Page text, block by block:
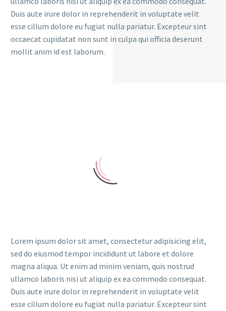
Duis aute irure dolor in reprehenderit in voluptate velit
esse cillum dolore eu fugiat nulla pariatur. Excepteur sint
occaecat cupidatat non sunt in culpa qui officia deserunt
mollit anim id est laborum.
Lorem ipsum dolor sit amet, consectetur adipisicing elit,
sed do eiusmod tempor incididunt ut labore et dolore
magna aliqua. Ut enim ad minim veniam, quis nostrud
ullamco laboris nisi ut aliquip ex ea commodo consequat.
Duis aute irure dolor in reprehenderit in voluptate velit
esse cillum dolore eu fugiat nulla pariatur. Excepteur sint